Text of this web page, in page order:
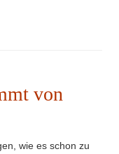
von
wie es schon zu